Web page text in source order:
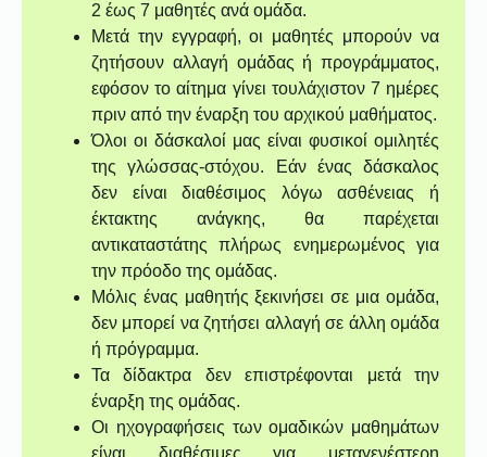
2 έως 7 μαθητές ανά ομάδα.
Μετά την εγγραφή, οι μαθητές μπορούν να
ζητήσουν αλλαγή ομάδας ή προγράμματος,
εφόσον το αίτημα γίνει τουλάχιστον 7 ημέρες
πριν από την έναρξη του αρχικού μαθήματος.
Όλοι οι δάσκαλοί μας είναι φυσικοί ομιλητές
της γλώσσας-στόχου. Εάν ένας δάσκαλος
δεν είναι διαθέσιμος λόγω ασθένειας ή
έκτακτης ανάγκης, θα παρέχεται
αντικαταστάτης πλήρως ενημερωμένος για
την πρόοδο της ομάδας.
Μόλις ένας μαθητής ξεκινήσει σε μια ομάδα,
δεν μπορεί να ζητήσει αλλαγή σε άλλη ομάδα
ή πρόγραμμα.
Τα δίδακτρα δεν επιστρέφονται μετά την
έναρξη της ομάδας.
Οι ηχογραφήσεις των ομαδικών μαθημάτων